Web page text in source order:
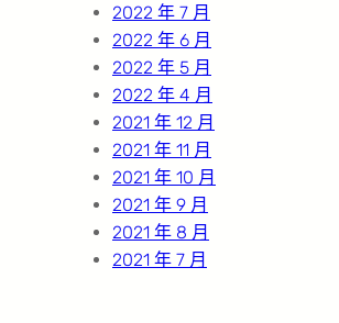
2022 年 7 月
2022 年 6 月
2022 年 5 月
2022 年 4 月
2021 年 12 月
2021 年 11 月
2021 年 10 月
2021 年 9 月
2021 年 8 月
2021 年 7 月